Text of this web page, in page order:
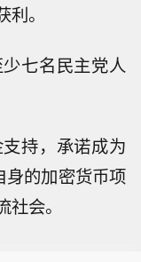
。
七名民主党人
持，承诺成为
身的加密货币项
会。
射113枚
队（联黎